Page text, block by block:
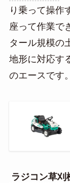
り乗って操作
座って作業で
タール規模の
地形に対応す
のエースです。
ラジコン草刈